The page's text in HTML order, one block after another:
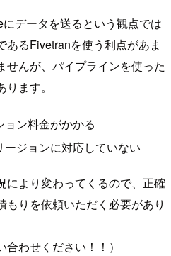
データを送るという観点では
るFivetranを使う利点があま
せんが、パイプラインを使った
ます。
ン料金がかかる
ジョンに対応していない
により変わってくるので、正確
りを依頼いただく必要があり
合わせください！！）